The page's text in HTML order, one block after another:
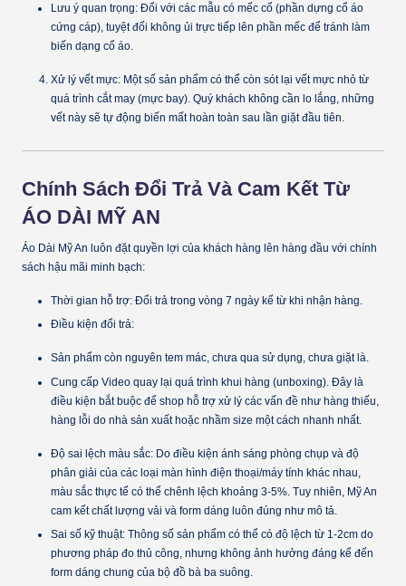
Lưu ý quan trọng: Đối với các mẫu có mếc cổ (phần dựng cổ áo
cứng cáp), tuyệt đối không ủi trực tiếp lên phần mếc để tránh làm
biến dạng cổ áo.
Xử lý vết mực: Một số sản phẩm có thể còn sót lại vết mực nhỏ từ
quá trình cắt may (mực bay). Quý khách không cần lo lắng, những
vết này sẽ tự động biến mất hoàn toàn sau lần giặt đầu tiên.
Chính Sách Đổi Trả Và Cam Kết Từ
ÁO DÀI MỸ AN
Áo Dài Mỹ An luôn đặt quyền lợi của khách hàng lên hàng đầu với chính
sách hậu mãi minh bạch:
Thời gian hỗ trợ: Đổi trả trong vòng 7 ngày kể từ khi nhận hàng.
Điều kiện đổi trả:
Sản phẩm còn nguyên tem mác, chưa qua sử dụng, chưa giặt là.
Cung cấp Video quay lại quá trình khui hàng (unboxing). Đây là
điều kiện bắt buộc để shop hỗ trợ xử lý các vấn đề như hàng thiếu,
hàng lỗi do nhà sản xuất hoặc nhầm size một cách nhanh nhất.
Độ sai lệch màu sắc: Do điều kiện ánh sáng phòng chụp và độ
phân giải của các loại màn hình điện thoại/máy tính khác nhau,
màu sắc thực tế có thể chênh lệch khoảng 3-5% . Tuy nhiên, Mỹ An
cam kết chất lượng vải và form dáng luôn đúng như mô tả.
Sai số kỹ thuật: Thông số sản phẩm có thể có độ lệch từ 1-2cm do
phương pháp đo thủ công, nhưng không ảnh hưởng đáng kể đến
form dáng chung của bộ đồ bà ba suông.